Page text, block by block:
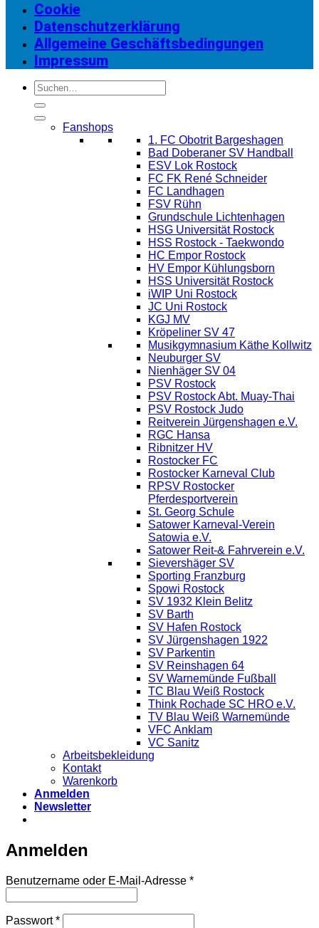
Cookie
Datenschutzerklärung
Allgemeine Geschäftsbedingungen
Impressum
Suchen
nach:
Fanshops
1. FC Obotrit Bargeshagen
Bad Doberaner SV Handball
ESV Lok Rostock
FC FK René Schneider
FC Landhagen
FSV Rühn
Grundschule Lichtenhagen
HSG Universität Rostock
HSS Rostock - Taekwondo
HC Empor Rostock
HV Empor Kühlungsborn
HSS Universität Rostock
iWIP Uni Rostock
JC Uni Rostock
KGJ MV
Kröpeliner SV 47
Musikgymnasium Käthe Kollwitz
Neuburger SV
Nienhäger SV 04
PSV Rostock
PSV Rostock Abt. Muay-Thai
PSV Rostock Judo
Reitverein Jürgenshagen e.V.
RGC Hansa
Ribnitzer HV
Rostocker FC
Rostocker Karneval Club
RPSV Rostocker
Pferdesportverein
St. Georg Schule
Satower Karneval-Verein
Satowia e.V.
Satower Reit-& Fahrverein e.V.
Sievershäger SV
Sporting Franzburg
Spowi Rostock
SV 1932 Klein Belitz
SV Barth
SV Hafen Rostock
SV Jürgenshagen 1922
SV Parkentin
SV Reinshagen 64
SV Warnemünde Fußball
TC Blau Weiß Rostock
Think Rochade SC HRO e.V.
TV Blau Weiß Warnemünde
VFC Anklam
VC Sanitz
Arbeitsbekleidung
Kontakt
Warenkorb
Anmelden
Newsletter
Anmelden
Benutzername oder E-Mail-Adresse *Erforderlich
Passwort*Erforderlich